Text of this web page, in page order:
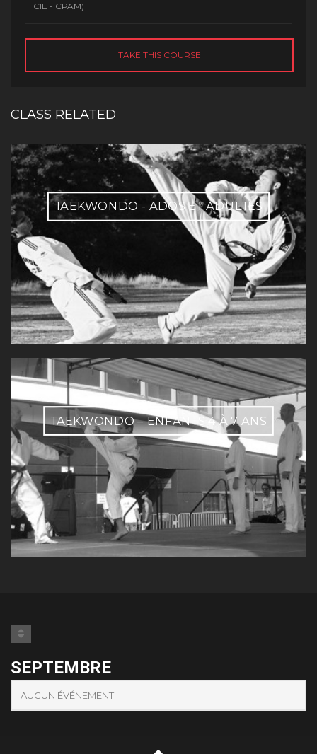
CIE - CPAM)
TAKE THIS COURSE
CLASS RELATED
TAEKWONDO - ADOS ET ADULTES
TAEKWONDO – ENFANTS 4 À 7 ANS
SEPTEMBRE
AUCUN ÉVÉNEMENT